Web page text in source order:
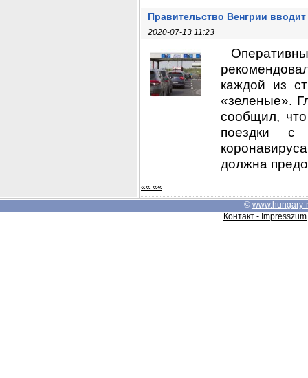
Правительство Венгрии
2020-07-13 11:23
каждой из
«зеленые».
сообщил,
поездки с
должна
«« ««
© www.hungary-
Контакт - Impresszum